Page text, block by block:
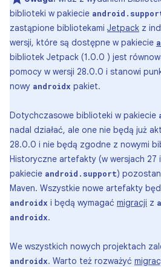
biblioteki w pakiecie
zastąpione bibliotekami Jetpack z
wersji, które są dostępne w pakiecie
bibliotek Jetpack (1.0.0 ) jest
pomocy w wersji 28.0.0 i stanowi
nowy androidx pakiet.
Dotychczasowe biblioteki w pakiecie
nadal działać, ale one nie będą już
28.0.0 i nie będą zgodne z nowymi
Historyczne artefakty (w wersjach
pakiecie android.support)
Maven. Wszystkie nowe artefakty
androidx i będą wymagać migracji z
androidx.
We wszystkich nowych projektach
androidx. Warto też rozważyć